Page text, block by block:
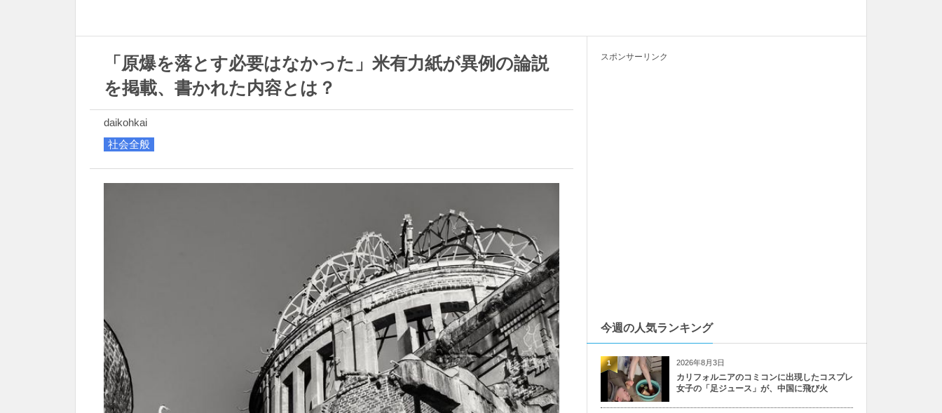
「原爆を落とす必要はなかった」米有力紙が異例の論説
を掲載、書かれた内容とは？
daikohkai
社会全般
スポンサーリンク
今週の人気ランキング
2026年8月3日
カリフォルニアのコミコンに出現したコスプレ
女子の「足ジュース」が、中国に飛び火
1